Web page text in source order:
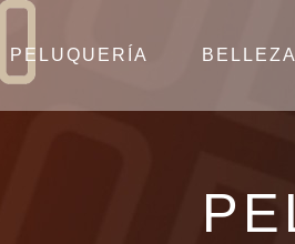
PELUQUERÍA BELLEZA